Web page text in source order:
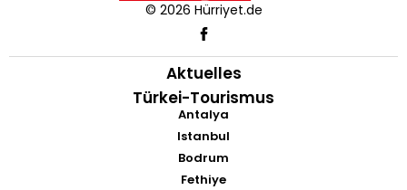
© 2026 Hürriyet.de
Aktuelles
Türkei-Tourismus
Antalya
Istanbul
Bodrum
Fethiye